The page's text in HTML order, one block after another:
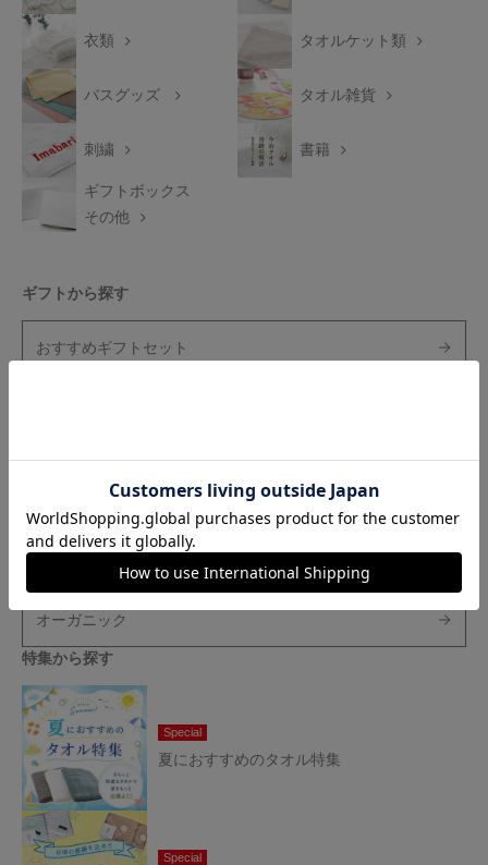
衣類 タオルケット類
バスグッズ タオル雑貨
刺繍 書籍
ギフトボックス
その他
ギフトから探す
おすすめギフトセット
ベビーギフト
ウェディング
小さなお返し・お餞別
オーガニック
特集から探す
Special
夏におすすめのタオル特集
Special